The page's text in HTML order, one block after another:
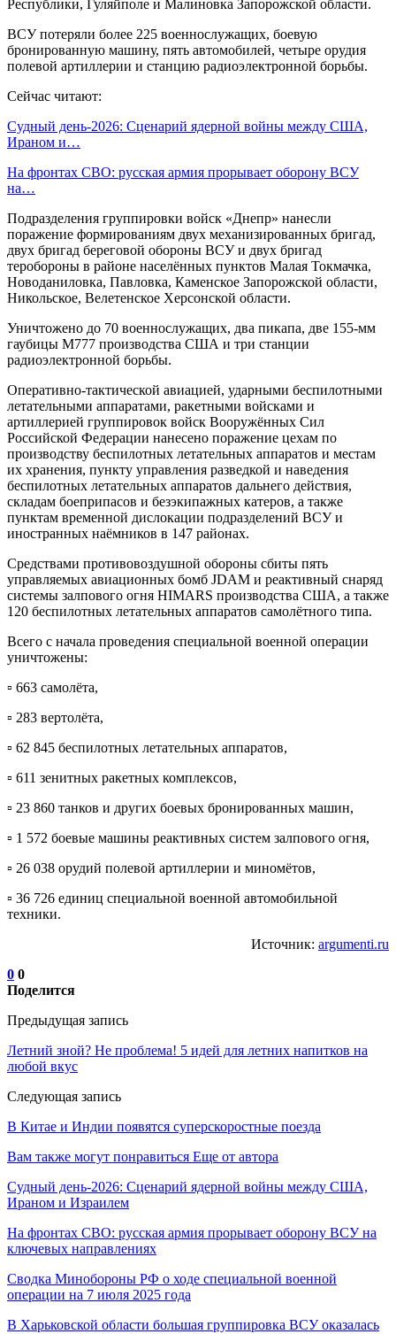
Республики, Гуляйполе и Малиновка Запорожской области.
ВСУ потеряли более 225 военнослужащих, боевую
бронированную машину, пять автомобилей, четыре орудия
полевой артиллерии и станцию радиоэлектронной борьбы.
Сейчас читают:
Судный день-2026: Сценарий ядерной войны между США,
Ираном и…
На фронтах СВО: русская армия прорывает оборону ВСУ
на…
Подразделения группировки войск «Днепр» нанесли
поражение формированиям двух механизированных бригад,
двух бригад береговой обороны ВСУ и двух бригад
теробороны в районе населённых пунктов Малая Токмачка,
Новоданиловка, Павловка, Каменское Запорожской области,
Никольское, Велетенское Херсонской области.
Уничтожено до 70 военнослужащих, два пикапа, две 155-мм
гаубицы М777 производства США и три станции
радиоэлектронной борьбы.
Оперативно-тактической авиацией, ударными беспилотными
летательными аппаратами, ракетными войсками и
артиллерией группировок войск Вооружённых Сил
Российской Федерации нанесено поражение цехам по
производству беспилотных летательных аппаратов и местам
их хранения, пункту управления разведкой и наведения
беспилотных летательных аппаратов дальнего действия,
складам боеприпасов и безэкипажных катеров, а также
пунктам временной дислокации подразделений ВСУ и
иностранных наёмников в 147 районах.
Средствами противовоздушной обороны сбиты пять
управляемых авиационных бомб JDAM и реактивный снаряд
системы залпового огня HIMARS производства США, а также
120 беспилотных летательных аппаратов самолётного типа.
Всего с начала проведения специальной военной операции
уничтожены:
▫️ 663 самолёта,
▫️ 283 вертолёта,
▫️ 62 845 беспилотных летательных аппаратов,
▫️ 611 зенитных ракетных комплексов,
▫️ 23 860 танков и других боевых бронированных машин,
▫️ 1 572 боевые машины реактивных систем залпового огня,
▫️ 26 038 орудий полевой артиллерии и миномётов,
▫️ 36 726 единиц специальной военной автомобильной
техники.
Источник: argumenti.ru
0 0
Поделится
Предыдущая запись
Летний зной? Не проблема! 5 идей для летних напитков на
любой вкус
Следующая запись
В Китае и Индии появятся суперскоростные поезда
Вам также могут понравиться Еще от автора
Судный день-2026: Сценарий ядерной войны между США,
Ираном и Израилем
На фронтах СВО: русская армия прорывает оборону ВСУ на
ключевых направлениях
Сводка Минобороны РФ о ходе специальной военной
операции на 7 июля 2025 года
В Харьковской области большая группировка ВСУ оказалась